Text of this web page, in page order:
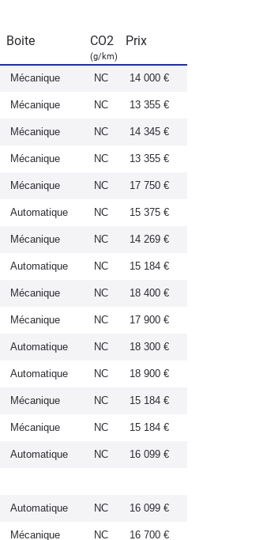
Boite CO2
(g/km)
Prix
Mécanique NC 14 000 €
Mécanique NC 13 355 €
Mécanique NC 14 345 €
Mécanique NC 13 355 €
Mécanique NC 17 750 €
Automatique NC 15 375 €
Mécanique NC 14 269 €
Automatique NC 15 184 €
Mécanique NC 18 400 €
Mécanique NC 17 900 €
Automatique NC 18 300 €
Automatique NC 18 900 €
Mécanique NC 15 184 €
Mécanique NC 15 184 €
Automatique NC 16 099 €
Automatique NC 16 099 €
Mécanique NC 16 700 €